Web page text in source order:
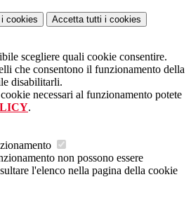
i cookies Accetta tutti i cookies
scegliere quali cookie consentire.
che consentono il funzionamento della
disabilitarli.
necessari al funzionamento potete
.
non possono essere
l'elenco nella pagina della cookie